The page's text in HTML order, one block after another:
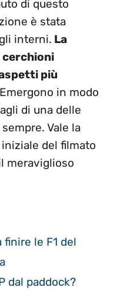
di questo
è stata
interni. La
cerchioni
più
in modo
di una delle
Vale la
del filmato
meraviglioso
le F1 del
dal paddock?